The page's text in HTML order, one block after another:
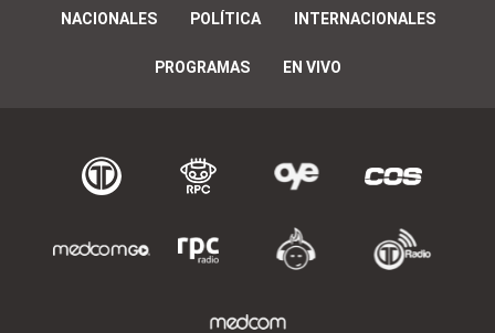
NACIONALES POLÍTICA INTERNACIONALES
PROGRAMAS EN VIVO